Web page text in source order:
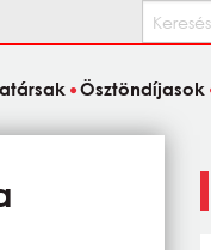
Keresés
Ösztöndíjasok